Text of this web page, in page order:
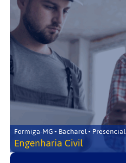
Formiga-MG • Bacharel • Presencial
Engenharia Civil